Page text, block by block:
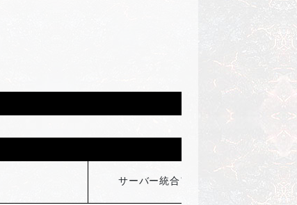
交換制限
サーバー統合アカウント限定1回のみ